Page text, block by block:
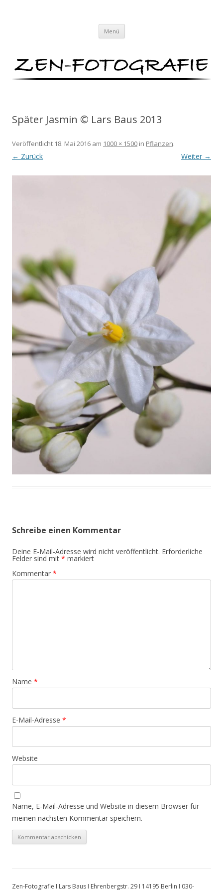
Menü Zum
springen
Später Jasmin © Lars Baus 2013
Veröffentlicht 18. Mai 2016 am 1000 × 1500 in Pflanzen.
← Zurück Weiter →
Schreibe einen Kommentar
Deine E-Mail-Adresse wird nicht veröffentlicht. Erforderliche
Felder sind mit * markiert
Kommentar *
Name *
E-Mail-Adresse *
Website
Name, E-Mail-Adresse und Website in diesem Browser für
meinen nächsten Kommentar speichern.
Zen-Fotografie I Lars Baus I Ehrenbergstr. 29 I 14195 Berlin I 030-